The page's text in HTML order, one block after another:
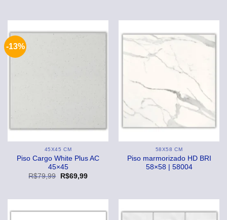
-13%
45X45 CM
Piso Cargo White Plus AC
45×45
R$79,99
O
R$69,99O
58X58 CM
Piso marmorizado HD BRI
58×58 | 58004